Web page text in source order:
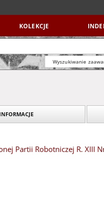
KOLEKCJE
Wyszukiwanie
INFORMACJE
Partii Robotniczej R. XIII